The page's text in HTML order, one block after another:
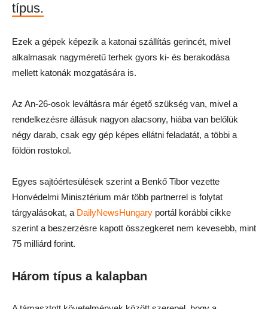
típus.
Ezek a gépek képezik a katonai szállítás gerincét, mivel
alkalmasak nagyméretű terhek gyors ki- és berakodása
mellett katonák mozgatására is.
Az An-26-osok leváltásra már égető szükség van, mivel a
rendelkezésre állásuk nagyon alacsony, hiába van belőlük
négy darab, csak egy gép képes ellátni feladatát, a többi a
földön rostokol.
Egyes sajtóértesülések szerint a Benkő Tibor vezette
Honvédelmi Minisztérium már több partnerrel is folytat
tárgyalásokat, a DailyNewsHungary portál korábbi cikke
szerint a beszerzésre kapott összegkeret nem kevesebb, mint
75 milliárd forint.
Három típus a kalapban